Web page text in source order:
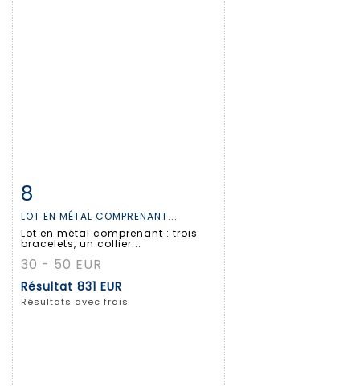
Fiche détaillée
8
LOT EN MÉTAL COMPRENANT...
Lot en métal comprenant : trois
bracelets, un collier...
30 - 50 EUR
Résultat 831 EUR
Résultats avec frais